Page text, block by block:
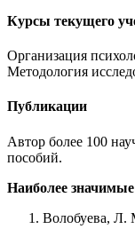
Курсы текущего
Организация
Методология
Публикации
Автор более 100
пособий.
Наиболее значимые
Волобуева, Л.